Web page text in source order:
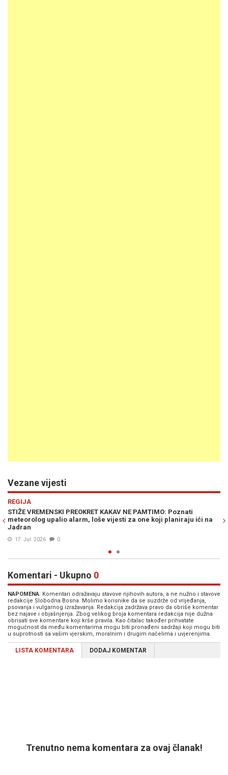
Vezane vijesti
na
VIJESTI
POZNATI METEOROLOG MARKO ČUBRILO OBJAVIO PROGNOZU
POČETAK MAJA: Stiže drastično zahlađenje, snijeg i mraz...
Komentari - Ukupno 0
NAPOMENA: Komentari odražavaju stavove njihovih autora, a ne nužno i stavove
redakcije Slobodna Bosna. Molimo korisnike da se suzdrže od vrijeđanja,
psovanja i vulgarnog izražavanja. Redakcija zadržava pravo da obriše komentar
bez najave i objašnjenja. Zbog velikog broja komentara redakcija nije dužna
obrisati sve komentare koji krše pravila. Kao čitalac također prihvatate
mogućnost da među komentarima mogu biti pronađeni sadržaji koji mogu biti
u suprotnosti sa vašim vjerskim, moralnim i drugim načelima i uvjerenjima.
LISTA KOMENTARA DODAJ KOMENTAR
Trenutno nema komentara za ovaj članak!